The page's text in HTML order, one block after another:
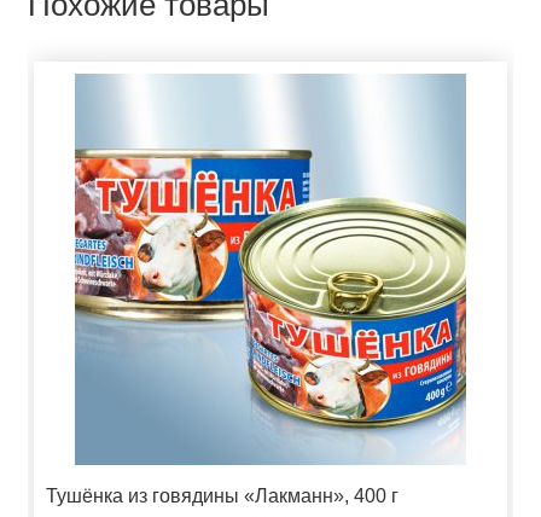
Тушёнка из говядины «Лакманн», 400 г